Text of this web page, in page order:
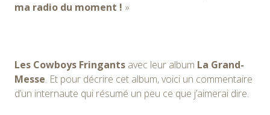
ma radio du moment ! »
Les Cowboys Fringants avec leur album La Grand-
Messe. Et pour décrire cet album, voici un commentaire
d’un internaute qui résumé un peu ce que j’aimerai dire.